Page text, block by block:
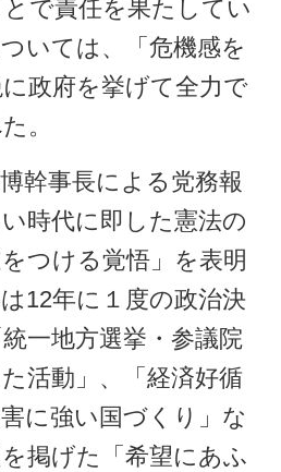
で責任を果たしてい
いては、「危機感を
政府を挙げて全力で
。
幹事長による党務報
時代に即した憲法の
つける覚悟」を表明
12年に１度の政治決
一地方選挙・参議院
活動」、「経済好循
に強い国づくり」な
掲げた「希望にあふ